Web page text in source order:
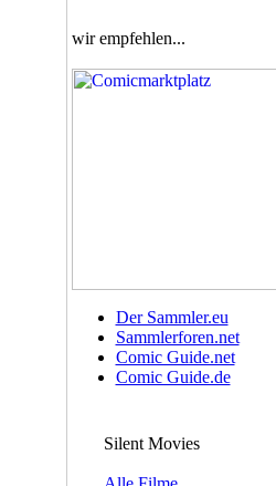
wir empfehlen...
Der Sammler.eu
Sammlerforen.net
Comic Guide.net
Comic Guide.de
Silent Movies